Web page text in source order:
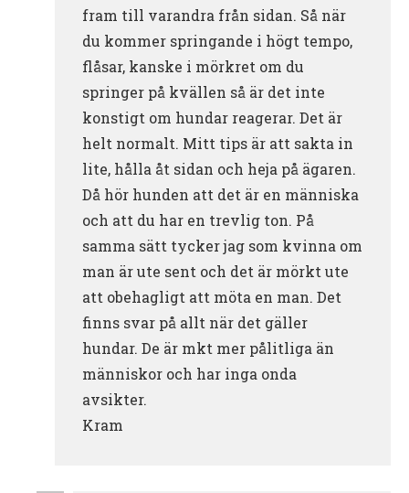
fram till varandra från sidan. Så när
du kommer springande i högt tempo,
flåsar, kanske i mörkret om du
springer på kvällen så är det inte
konstigt om hundar reagerar. Det är
helt normalt. Mitt tips är att sakta in
lite, hålla åt sidan och heja på ägaren.
Då hör hunden att det är en människa
och att du har en trevlig ton. På
samma sätt tycker jag som kvinna om
man är ute sent och det är mörkt ute
att obehagligt att möta en man. Det
finns svar på allt när det gäller
hundar. De är mkt mer pålitliga än
människor och har inga onda
avsikter.
Kram